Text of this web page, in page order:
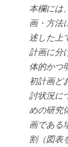
本欄には
画・方法
述した上
計画に分
体的かつ
初計画ど
討状況に
めの研究
画である
割（図表